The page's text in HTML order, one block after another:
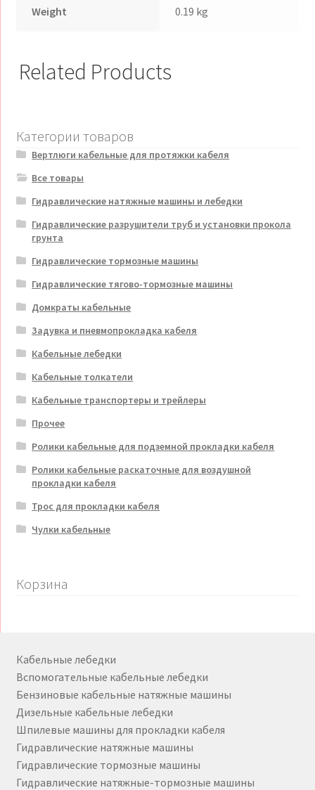
Weight 0.19 kg
Related Products
Категории товаров
Вертлюги кабельные для протяжки кабеля
Все товары
Гидравлические натяжные машины и лебедки
Гидравлические разрушители труб и установки прокола
грунта
Гидравлические тормозные машины
Гидравлические тягово-тормозные машины
Домкраты кабельные
Задувка и пневмопрокладка кабеля
Кабельные лебедки
Кабельные толкатели
Кабельные транспортеры и трейлеры
Прочее
Ролики кабельные для подземной прокладки кабеля
Ролики кабельные раскаточные для воздушной
прокладки кабеля
Трос для прокладки кабеля
Чулки кабельные
Корзина
Кабельные лебедки
Вспомогательные кабельные лебедки
Бензиновые кабельные натяжные машины
Дизельные кабельные лебедки
Шпилевые машины для прокладки кабеля
Гидравлические натяжные машины
Гидравлические тормозные машины
Гидравлические натяжные-тормозные машины